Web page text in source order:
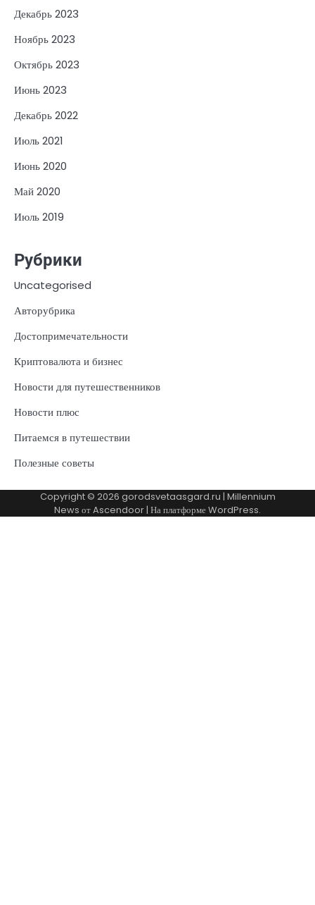
Декабрь 2023
Ноябрь 2023
Октябрь 2023
Июнь 2023
Декабрь 2022
Июль 2021
Июнь 2020
Май 2020
Июль 2019
Рубрики
Uncategorised
Авторубрика
Достопримечательности
Криптовалюта и бизнес
Новости для путешественников
Новости плюс
Питаемся в путешествии
Полезные советы
Copyright © 2026 gorodsvetaasgard.ru | Millennium
News отAscendoor | На платформеWordPress.